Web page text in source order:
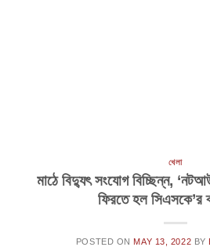
খেলা
মাঠে বিদ্যুৎ সংযোগ বিচ্ছিন্ন,
ফিরতে হল সিএসকে’র
POSTED ON MAY 13, 2022 BY